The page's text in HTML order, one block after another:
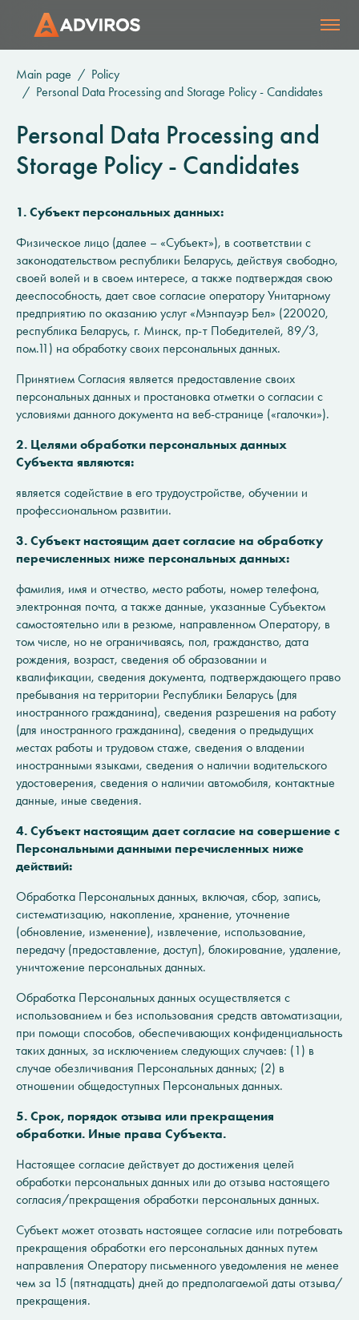
Main page
Policy
Personal Data Processing and Storage Policy - Сandidates
Personal Data Processing and
Storage Policy - Сandidates
1. Субъект персональных данных:
Физическое лицо (далее – «Субъект»), в соответствии с
законодательством республики Беларусь, действуя свободно,
своей волей и в своем интересе, а также подтверждая свою
дееспособность, дает свое согласие оператору Унитарному
предприятию по оказанию услуг «Мэнпауэр Бел» (220020,
республика Беларусь, г. Минск, пр-т Победителей, 89/3,
пом.11) на обработку своих персональных данных.
Принятием Согласия является предоставление своих
персональных данных и простановка отметки о согласии с
условиями данного документа на веб-странице («галочки»).
2. Целями обработки персональных данных
Субъекта являются:
является содействие в его трудоустройстве, обучении и
профессиональном развитии.
3. Субъект настоящим дает согласие на обработку
перечисленных ниже персональных данных:
фамилия, имя и отчество, место работы, номер телефона,
электронная почта, а также данные, указанные Субъектом
самостоятельно или в резюме, направленном Оператору, в
том числе, но не ограничиваясь, пол, гражданство, дата
рождения, возраст, сведения об образовании и
квалификации, сведения документа, подтверждающего право
пребывания на территории Республики Беларусь (для
иностранного гражданина), сведения разрешения на работу
(для иностранного гражданина), сведения о предыдущих
местах работы и трудовом стаже, сведения о владении
иностранными языками, сведения о наличии водительского
удостоверения, сведения о наличии автомобиля, контактные
данные, иные сведения.
4. Субъект настоящим дает согласие на совершение с
Персональными данными перечисленных ниже
действий:
Обработка Персональных данных, включая, сбор, запись,
систематизацию, накопление, хранение, уточнение
(обновление, изменение), извлечение, использование,
передачу (предоставление, доступ), блокирование, удаление,
уничтожение персональных данных.
Обработка Персональных данных осуществляется с
использованием и без использования средств автоматизации,
при помощи способов, обеспечивающих конфиденциальность
таких данных, за исключением следующих случаев: (1) в
случае обезличивания Персональных данных; (2) в
отношении общедоступных Персональных данных.
5. Срок, порядок отзыва или прекращения
обработки. Иные права Субъекта.
Настоящее согласие действует до достижения целей
обработки персональных данных или до отзыва настоящего
согласия/прекращения обработки персональных данных.
Субъект может отозвать настоящее согласие или потребовать
прекращения обработки его персональных данных путем
направления Оператору письменного уведомления не менее
чем за 15 (пятнадцать) дней до предполагаемой даты отзыва/
прекращения.